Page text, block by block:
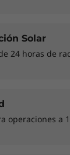
Solar
24 horas de
operaciones a